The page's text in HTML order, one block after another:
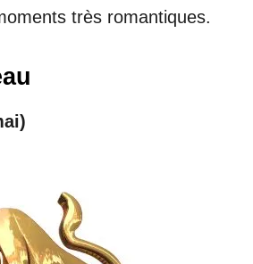
très romantiques.